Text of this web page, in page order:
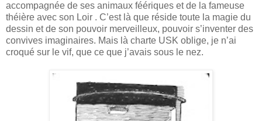
accompagnée de ses animaux féériques et de la fameuse
théière avec son Loir . C’est là que réside toute la magie du
dessin et de son pouvoir merveilleux, pouvoir s’inventer des
convives imaginaires. Mais là charte USK oblige, je n’ai
croqué sur le vif, que ce que j’avais sous le nez.